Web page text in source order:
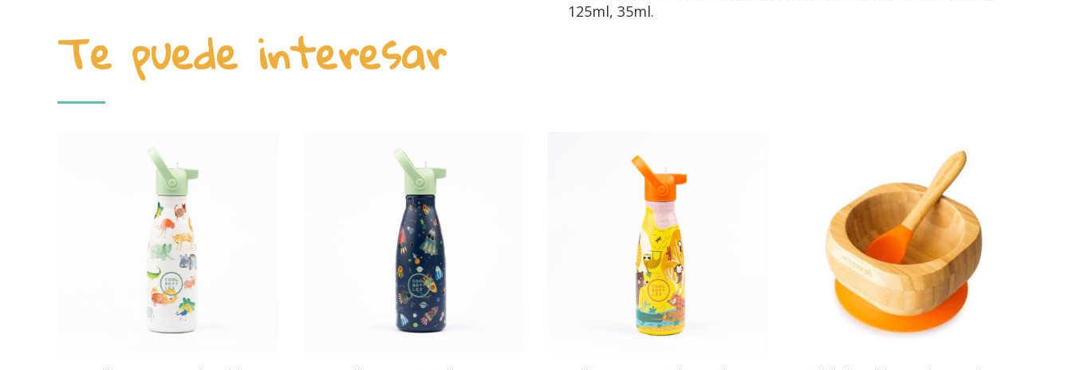
125ml, 35ml.
Te puede interesar